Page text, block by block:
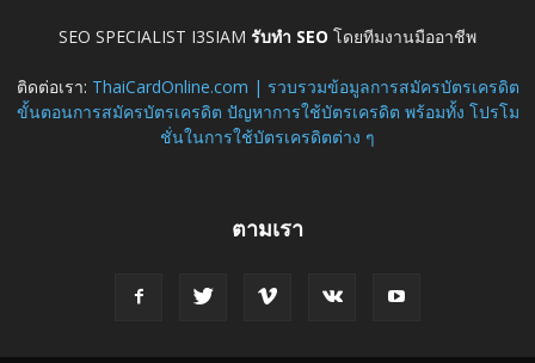
SEO SPECIALIST I3SIAM รับทำ SEO โดยทีมงานมืออาชีพ
ติดต่อเรา: ThaiCardOnline.com | รวบรวมข้อมูลการสมัครบัตรเครดิต
ขั้นตอนการสมัครบัตรเครดิต ปัญหาการใช้บัตรเครดิต พร้อมทั้ง โปรโม
ชั่นในการใช้บัตรเครดิตต่าง ๆ
ตามเรา